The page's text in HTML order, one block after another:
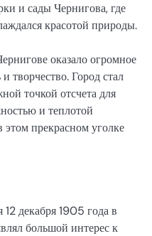
и сады Чернигова, где
красотой природы.
оказало огромное
творчество. Город стал
точкой отсчета для
и теплотой
прекрасном уголке
декабря 1905 года в
большой интерес к